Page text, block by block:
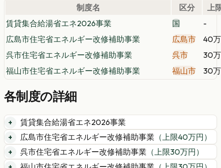
制度名 区分
上
賃貸集合給湯省エネ2026事業
国
-
広島市住宅省エネルギー改修補助事業
広島市
40
呉市住宅省エネルギー改修補助事業
呉市
30
福山市住宅省エネルギー改修補助事業
福山市 30
各制度の詳細
賃貸集合給湯省エネ2026事業
広島市住宅省エネルギー改修補助事業 （上限40万円）
呉市住宅省エネルギー改修補助事業 （上限30万円）